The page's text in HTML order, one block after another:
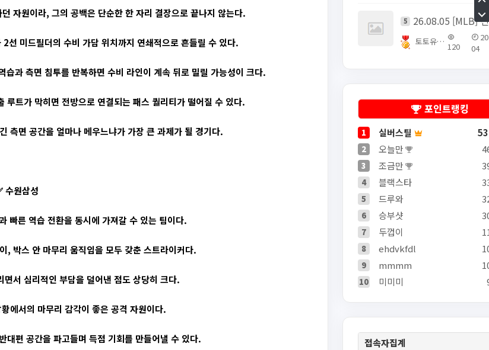
자원이라, 그의 공백은 단순한 한 자리 결장으로 끝나지 않는다.
미드필더의 수비 가담 위치까지 연쇄적으로 흔들릴 수 있다.
과 측면 침투를 반복하면 수비 라인이 계속 뒤로 밀릴 가능성이 크다.
루트가 막히면 전방으로 연결되는 패스 퀄리티가 떨어질 수 있다.
측면 공간을 얼마나 메우느냐가 가장 큰 과제가 될 경기다.
수원삼성
빠른 역습 전환을 동시에 가져갈 수 있는 팀이다.
, 박스 안 마무리 움직임을 모두 갖춘 스트라이커다.
서 심리적인 부담을 덜어낸 점도 상당히 크다.
에서의 마무리 감각이 좋은 공격 자원이다.
대편 공간을 파고들며 득점 기회를 만들어낼 수 있다.
5
토토유픽스터 120
04
포인트랭킹
1 실버스틸
2 오늘만
3 조금만
4 블랙스타
5 드루와
6 승부샷
7 두껍이
8 ehdvkfdl
9 mmmm
10 미미미
접속자집계